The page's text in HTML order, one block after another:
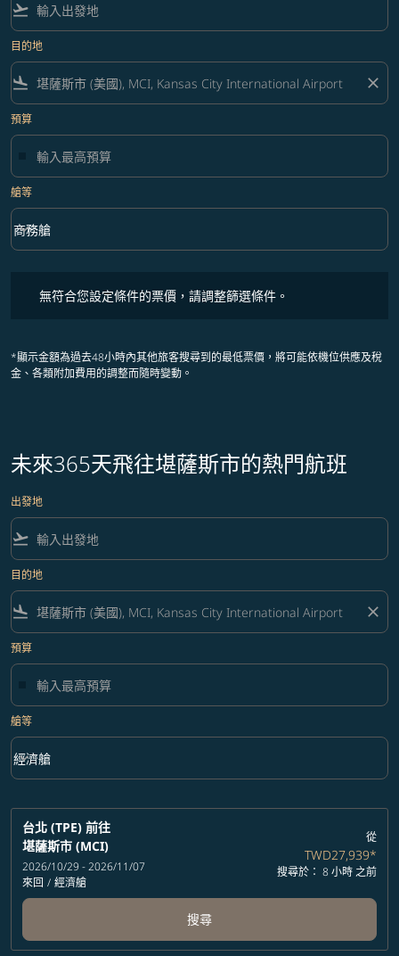
flight_takeoff
目的地
flight_land close
預算
艙等
艙等 option 商務艙 Selected
商務艙
keyboard_arrow_down
無符合您設定條件的票價，請調整篩選條件。
*顯示金額為過去48小時內其他旅客搜尋到的最低票價，將可能依機位供應及稅
金、各類附加費用的調整而隨時變動。
未來365天飛往堪薩斯市的熱門航班
出發地
flight_takeoff
目的地
flight_land close
預算
艙等
艙等 option 經濟艙 Selected
經濟艙
keyboard_arrow_down
台北 (TPE) 前往
堪薩斯市 (MCI)
2026/10/29 - 2026/11/07
來回 / 經濟艙
從
TWD27,939*
搜尋於： 8 小時 之前
搜尋